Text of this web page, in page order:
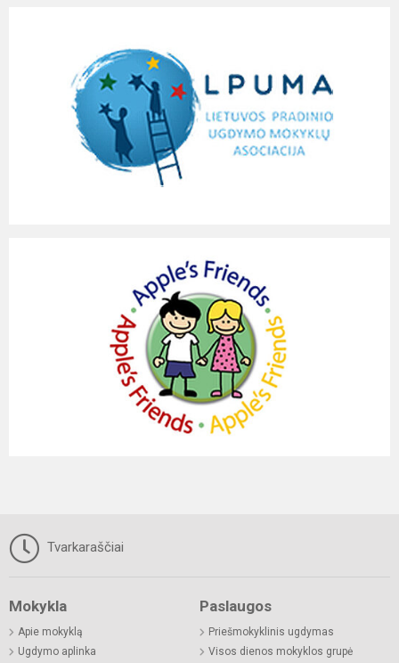
Tvarkaraščiai
Mokykla
Apie mokyklą
Ugdymo aplinka
Paslaugos
Priešmokyklinis ugdymas
Visos dienos mokyklos grupė